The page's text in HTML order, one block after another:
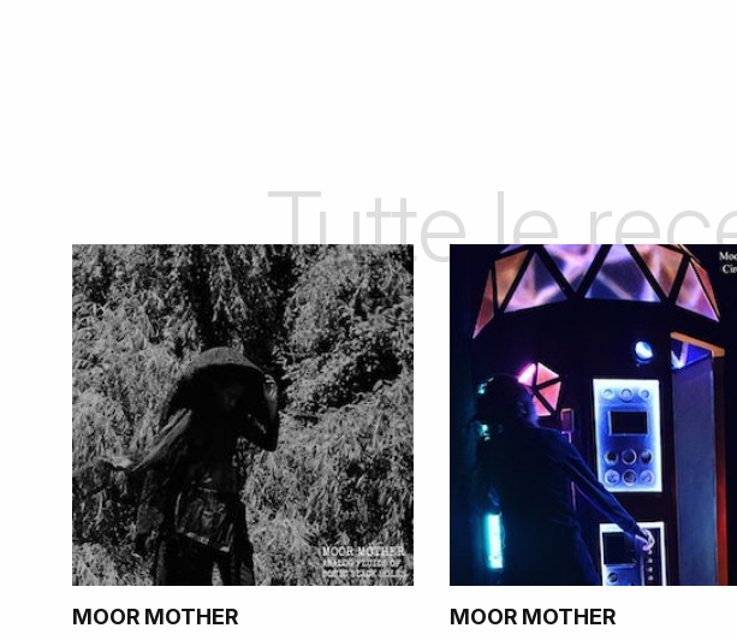
Tutte le
MOOR MOTHER
MOOR MOTHER